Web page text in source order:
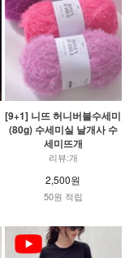
[9+1] 니뜨 허니버블수세미
(80g) 수세미실 날개사 수
세미뜨개
리뷰:개
2,500원
50원 적립